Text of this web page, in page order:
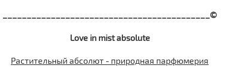
___________________________________________©
Loveinmistabsolute
Растительный абсолют - природная парфюмерия